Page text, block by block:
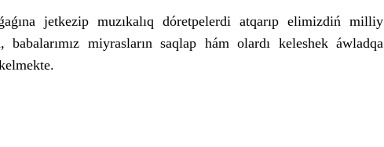
jetkezip muzıkalıq dóretpelerdi atqarıp elimizdiń milliy
babalarımız miyrasların saqlap hám olardı keleshek áwladqa